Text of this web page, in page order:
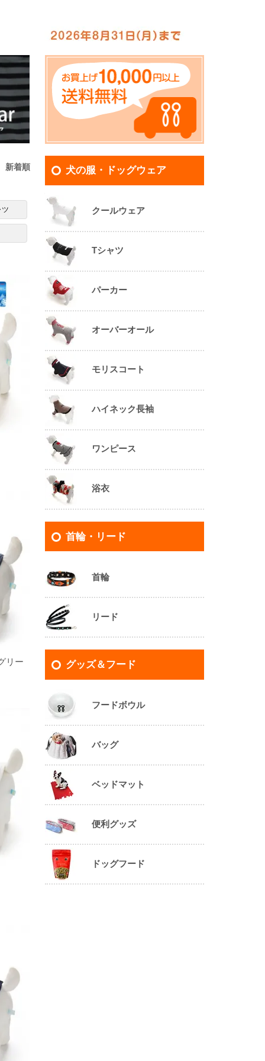
新着順
犬の服・ドッグウェア
ツ
リー
犬の服・ドッグウェア
クールウェア
Tシャツ
パーカー
オーバーオール
モリスコート
ハイネック長袖
ワンピース
浴衣
首輪・リード
首輪
リード
グッズ＆フード
フードボウル
バッグ
ベッドマット
便利グッズ
ドッグフード